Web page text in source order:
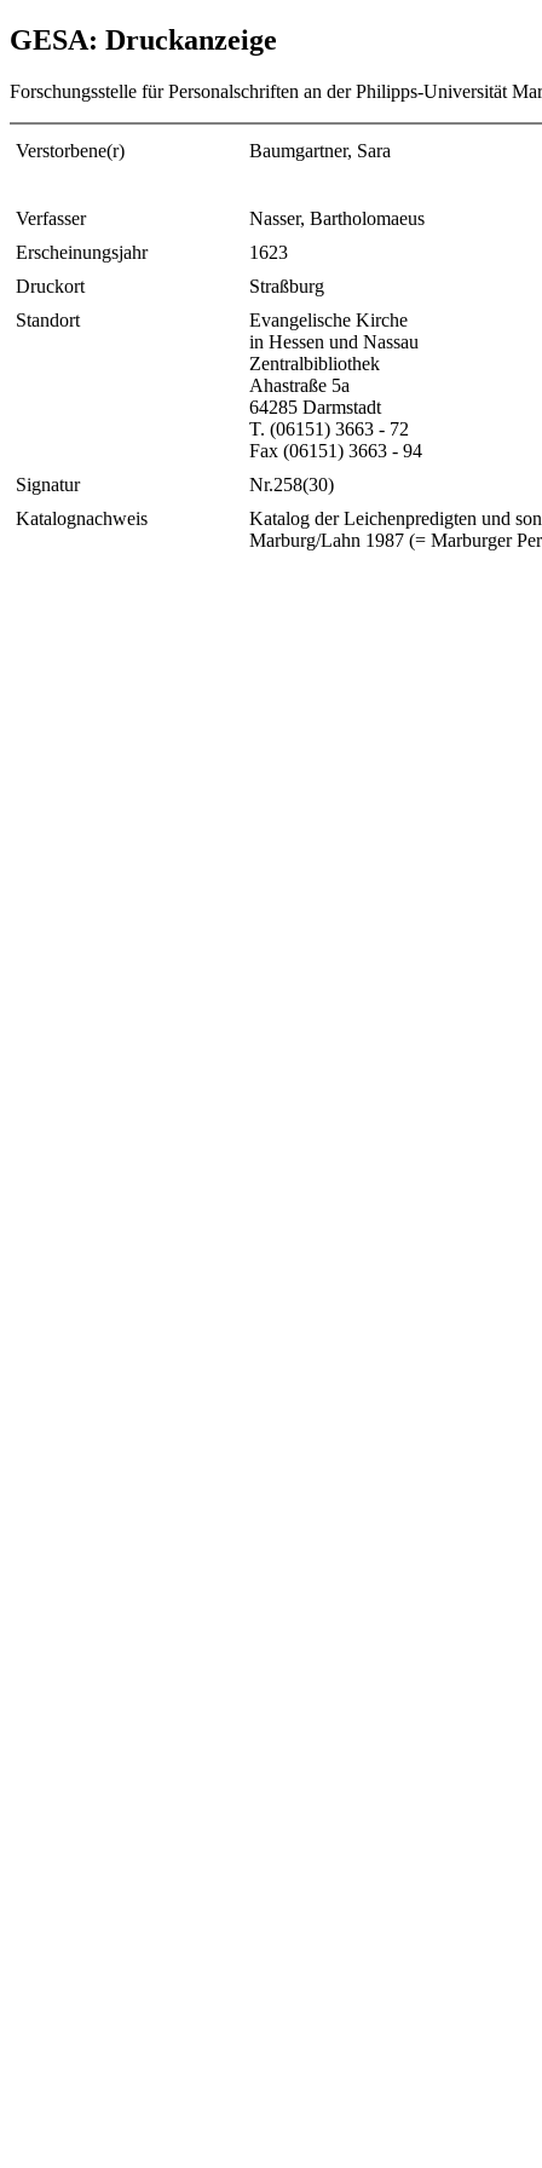
GESA: Druckanzeige
Forschungsstelle für Personalschriften an der Philipps-Universität
Verstorbene(r) Baumgartner, Sara
Verfasser
Nasser, Bartholomaeus
Erscheinungsjahr
1623
Druckort
Straßburg
Standort
Evangelische Kirche
in Hessen und Nassau
Zentralbibliothek
Ahastraße 5a
64285 Darmstadt
T. (06151) 3663 - 72
Fax (06151) 3663 - 94
Signatur
Nr.258(30)
Katalognachweis
Katalog der Leichenpredigten und
Marburg/Lahn 1987 (= Marburger